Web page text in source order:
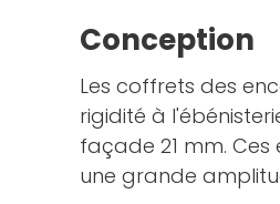
Conception
Les coffrets des
rigidité à
façade 21 mm.
une grande